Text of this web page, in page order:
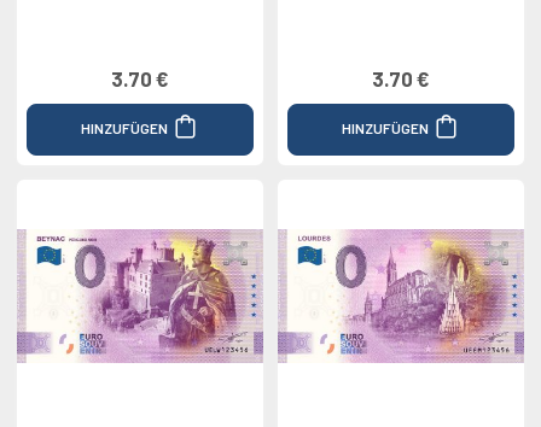
3.70 €
HINZUFÜGEN
3.70 €
HINZUFÜGEN